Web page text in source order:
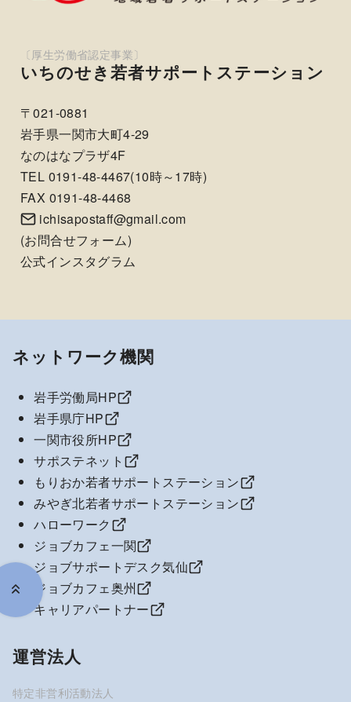
いちのせき若者サポートステーション
〒021-0881
岩手県一関市大町4-29
なのはなプラザ4F
TEL 0191-48-4467(10時～17時)
FAX 0191-48-4468
ichisapostaff@gmail.com
(お問合せフォーム)
公式インスタグラム
ネットワーク機関
岩手労働局HP
岩手県庁HP
一関市役所HP
サポステネット
もりおか若者サポートステーション
みやぎ北若者サポートステーション
ハローワーク
ジョブカフェ一関
ジョブサポートデスク気仙
ジョブカフェ奥州
キャリアパートナー
運営法人